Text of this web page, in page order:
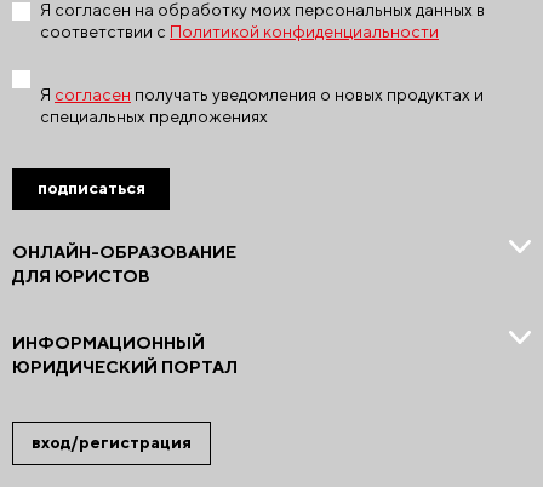
вход/регистрация
ОНЛАЙН-ОБРАЗОВАНИЕ
ДЛЯ ЮРИСТОВ
ИНФОРМАЦИОННЫЙ
ЮРИДИЧЕСКИЙ ПОРТАЛ
Я согласен на обработку моих персональных данных в
соответствии с Политикой конфиденциальности
Я согласен получать уведомления о новых продуктах и
специальных предложениях
подписаться